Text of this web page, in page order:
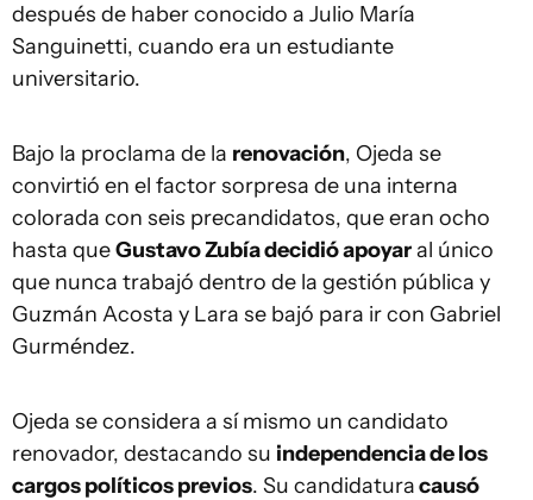
después de haber conocido a Julio María
Sanguinetti, cuando era un estudiante
universitario.
Bajo la proclama de la renovación, Ojeda se
convirtió en el factor sorpresa de una interna
colorada con seis precandidatos, que eran ocho
hasta queGustavo Zubía decidió apoyaral único
que nunca trabajó dentro de la gestión pública y
Guzmán Acosta y Lara se bajó para ir con Gabriel
Gurméndez.
Ojeda se considera a sí mismo un candidato
renovador, destacando su independencia de los
cargos políticos previos. Su candidaturacausó